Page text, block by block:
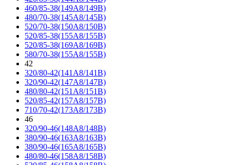
460/85-38(149A8/149B)
480/70-38(145A8/145B)
520/70-38(150A8/150B)
520/85-38(155A8/155B)
520/85-38(169A8/169B)
580/70-38(155A8/155B)
42
320/80-42(141A8/141B)
320/90-42(147A8/147B)
480/80-42(151A8/151B)
520/85-42(157A8/157B)
710/70-42(173A8/173B)
46
320/90-46(148A8/148B)
380/90-46(163A8/163B)
380/90-46(165A8/165B)
480/80-46(158A8/158B)